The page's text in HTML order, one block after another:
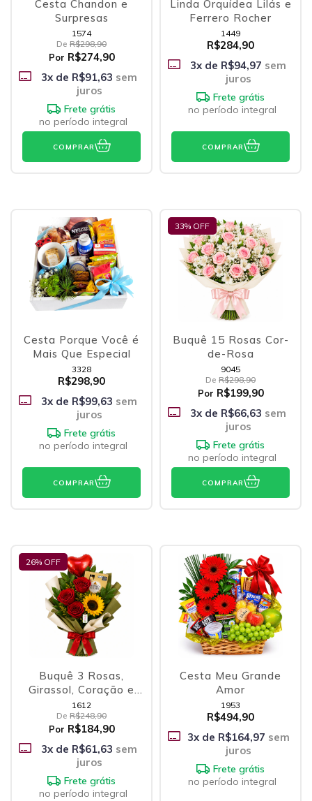
Cesta Chandon e
Surpresas
1574
De R$298,90
Por R$274,90
3x de R$91,63 sem
juros
Frete grátis
no período integral
COMPRAR
Linda Orquídea Lilás e
Ferrero Rocher
1449
R$284,90
3x de R$94,97 sem
juros
Frete grátis
no período integral
COMPRAR
Cesta Porque Você é
Mais Que Especial
3328
R$298,90
3x de R$99,63 sem
juros
Frete grátis
no período integral
COMPRAR
33% OFF
Buquê 15 Rosas Cor-
de-Rosa
9045
De R$298,90
Por R$199,90
3x de R$66,63 sem
juros
Frete grátis
no período integral
COMPRAR
26% OFF
Buquê 3 Rosas,
Girassol, Coração e
Ferrero
1612
De R$248,90
Por R$184,90
3x de R$61,63 sem
juros
Frete grátis
no período integral
Cesta Meu Grande
Amor
1953
R$494,90
3x de R$164,97 sem
juros
Frete grátis
no período integral